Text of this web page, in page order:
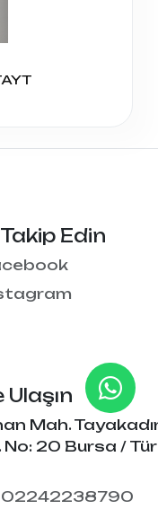
Edin
Ulaşın
Mah.
No: 20 Bursa /